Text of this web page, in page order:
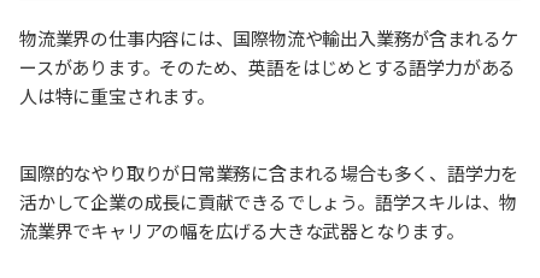
物流業界の仕事内容には、国際物流や輸出入業務が含まれるケ
ースがあります。そのため、英語をはじめとする語学力がある
人は特に重宝されます。
国際的なやり取りが日常業務に含まれる場合も多く、語学力を
活かして企業の成長に貢献できるでしょう。語学スキルは、物
流業界でキャリアの幅を広げる大きな武器となります。